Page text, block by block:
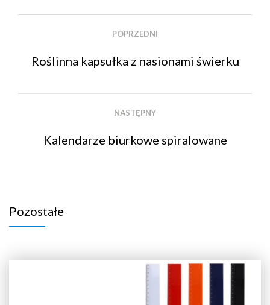
POPRZEDNI
Roślinna kapsułka z nasionami świerku
NASTĘPNY
Kalendarze biurkowe spiralowane
Pozostałe